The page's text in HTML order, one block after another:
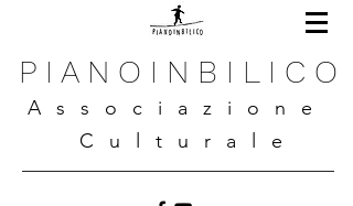
P I A N O I N B I L I C O
A s s o c i a z i o n e
C u l t u r a l e